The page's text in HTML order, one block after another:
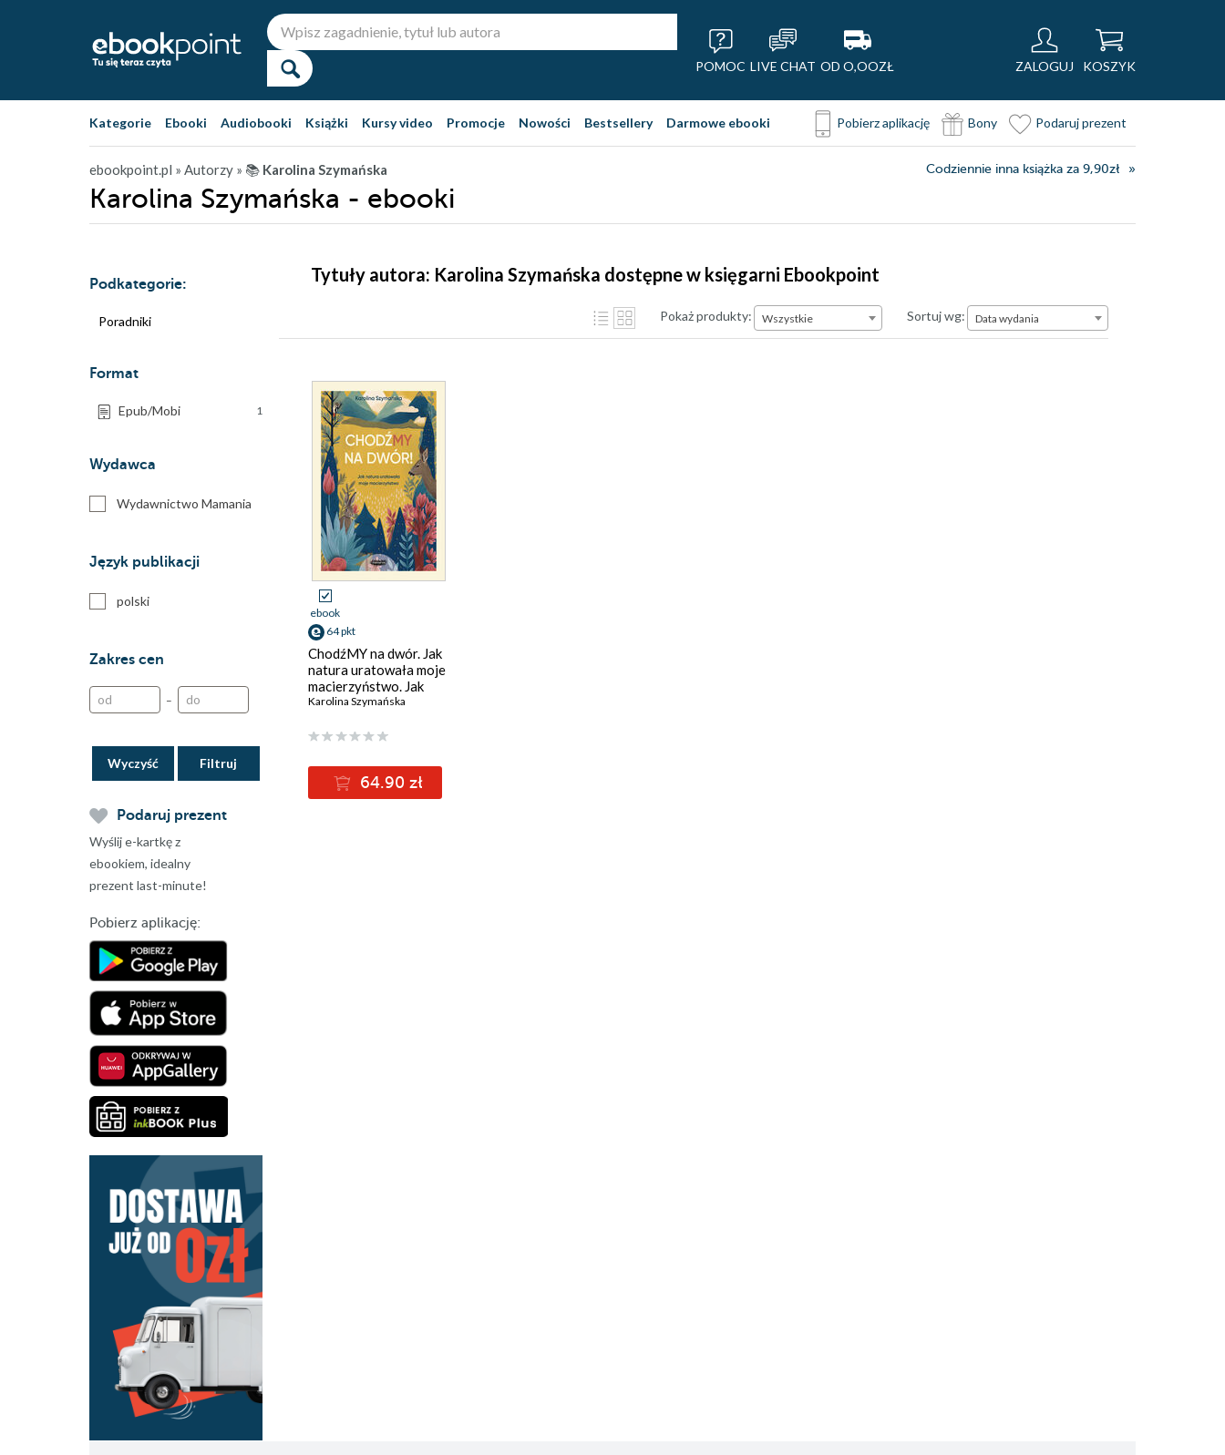
POMOC LIVE CHAT OD O,OOZŁ ZALOGUJ KOSZYK
Kategorie Ebooki Audiobooki Książki Kursy video Promocje Nowości Bestsellery Darmowe ebooki Pobierz aplikację Bony Podaruj prezent
ebookpoint.pl » Autorzy » 📚 Karolina Szymańska Codziennie inna książka za 9,90zł
Karolina Szymańska - ebooki
Podkategorie:
Poradniki
Format
Epub/Mobi 1
Wydawca
Wydawnictwo Mamania
Język publikacji
polski
Zakres cen
–
Wyczyść
Podaruj prezent
Wyślij e-kartkę z
ebookiem, idealny
prezent last-minute!
Pobierz aplikację:
Tytuły autora: Karolina Szymańska dostępne w księgarni Ebookpoint
Pokaż produkty: Wszystkie Sortuj wg:Data wydania
Data wydania
ebook
64 pkt
ChodźMY na dwór. Jak
natura uratowała moje
macierzyństwo. Jak
natura uratowała moje
Karolina Szymańska
64.90 zł